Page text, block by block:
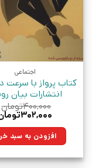
اجتماعی
کتاب پرواز با سرعت
انتشارات بیان
۴۰۰,۰۰۰تومان
قیمت
۴۰۰,۰۰۰تومان
بود.
۳۰۲,۰۰۰
افزودن به سبد